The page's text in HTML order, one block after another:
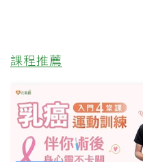
課程推薦